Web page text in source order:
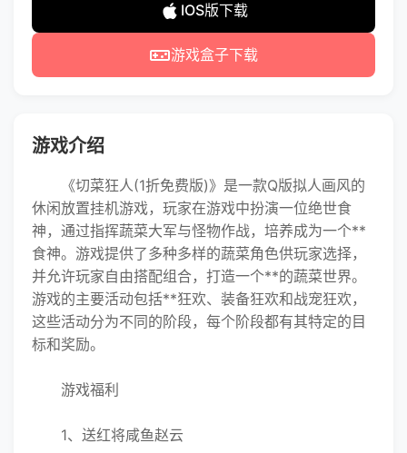
IOS版下载
游戏盒子下载
游戏介绍
《切菜狂人(1折免费版)》是一款Q版拟人画风的
休闲放置挂机游戏，玩家在游戏中扮演一位绝世食
神，通过指挥蔬菜大军与怪物作战，培养成为一个**
食神。游戏提供了多种多样的蔬菜角色供玩家选择，
并允许玩家自由搭配组合，打造一个**的蔬菜世界。
游戏的主要活动包括**狂欢、装备狂欢和战宠狂欢，
这些活动分为不同的阶段，每个阶段都有其特定的目
标和奖励。
游戏福利
1、 送红将咸鱼赵云